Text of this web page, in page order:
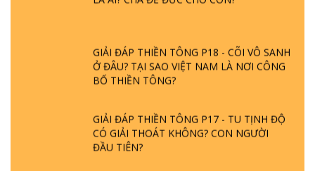
GIẢI ĐÁP THIỀN TÔNG P18 - CÕI VÔ SANH
Ở ĐÂU? TẠI SAO VIỆT NAM LÀ NƠI CÔNG
BỐ THIỀN TÔNG?
GIẢI ĐÁP THIỀN TÔNG P17 - TU TỊNH ĐỘ
CÓ GIẢI THOÁT KHÔNG? CON NGƯỜI
ĐẦU TIÊN?